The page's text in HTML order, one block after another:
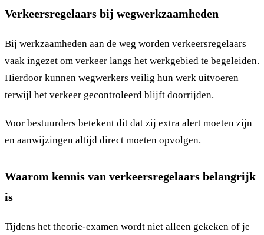
Verkeersregelaars bij wegwerkzaamheden
Bij werkzaamheden aan de weg worden verkeersregelaars
vaak ingezet om verkeer langs het werkgebied te begeleiden.
Hierdoor kunnen wegwerkers veilig hun werk uitvoeren
terwijl het verkeer gecontroleerd blijft doorrijden.
Voor bestuurders betekent dit dat zij extra alert moeten zijn
en aanwijzingen altijd direct moeten opvolgen.
Waarom kennis van verkeersregelaars belangrijk
is
Tijdens het theorie-examen wordt niet alleen gekeken of je